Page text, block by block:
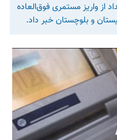
از واریز مستمری فوق‌العاده
و بلوچستان خبر داد.